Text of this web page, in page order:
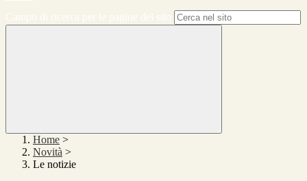
Home >
Novità >
Le notizie